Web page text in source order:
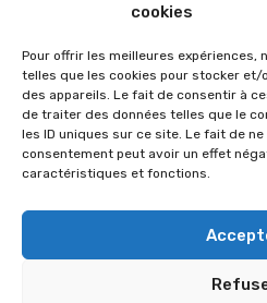
cookies
Pour offrir les meilleures expériences,
telles que les cookies pour stocker et/
des appareils. Le fait de consentir à
de traiter des données telles que le
les ID uniques sur ce site. Le fait de
consentement peut avoir un effet
caractéristiques et fonctions.